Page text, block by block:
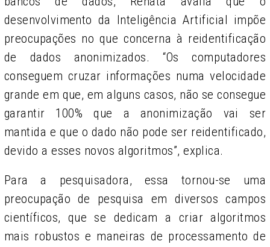
desenvolvimento da Inteligência Artificial impõe
preocupações no que concerna à reidentificação
de dados anonimizados. “Os computadores
conseguem cruzar informações numa velocidade
grande em que, em alguns casos, não se consegue
garantir 100% que a anonimização vai ser
mantida e que o dado não pode ser reidentificado,
devido a esses novos algoritmos”, explica.
Para a pesquisadora, essa tornou-se uma
preocupação de pesquisa em diversos campos
científicos, que se dedicam a criar algoritmos
mais robustos e maneiras de processamento de